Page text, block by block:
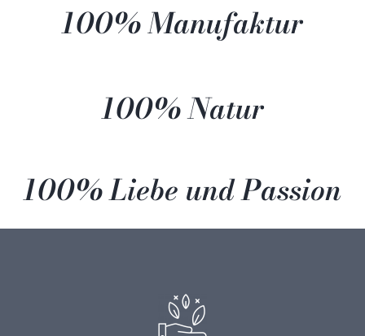
100% Manufaktur
100% Natur
100% Liebe und Passion